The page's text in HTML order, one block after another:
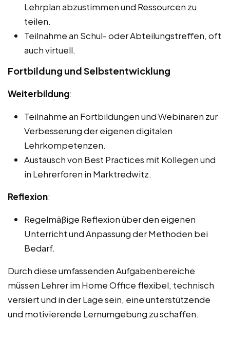
Lehrplan abzustimmen und Ressourcen zu
teilen.
Teilnahme an Schul- oder Abteilungstreffen, oft
auch virtuell.
Fortbildung und Selbstentwicklung
Weiterbildung:
Teilnahme an Fortbildungen und Webinaren zur
Verbesserung der eigenen digitalen
Lehrkompetenzen.
Austausch von Best Practices mit Kollegen und
in Lehrerforen in Marktredwitz.
Reflexion:
Regelmäßige Reflexion über den eigenen
Unterricht und Anpassung der Methoden bei
Bedarf.
Durch diese umfassenden Aufgabenbereiche
müssen Lehrer im Home Office flexibel, technisch
versiert und in der Lage sein, eine unterstützende
und motivierende Lernumgebung zu schaffen.